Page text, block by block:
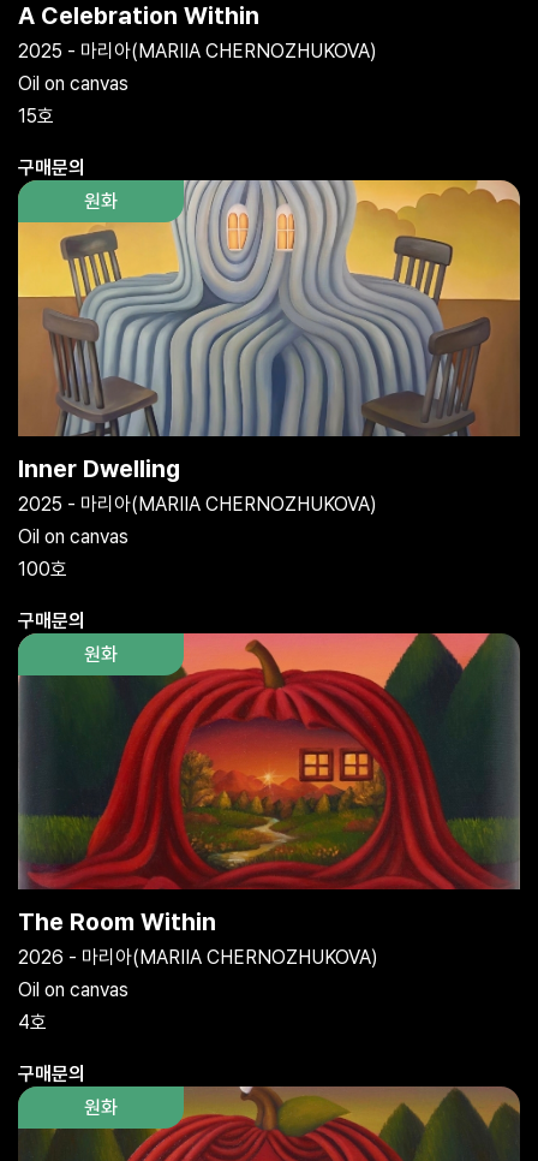
A Celebration Within
2025 - 마리아(MARIIA CHERNOZHUKOVA)
Oil on canvas
15호
구매문의
원화
Inner Dwelling
2025 - 마리아(MARIIA CHERNOZHUKOVA)
Oil on canvas
100호
구매문의
원화
The Room Within
2026 - 마리아(MARIIA CHERNOZHUKOVA)
Oil on canvas
4호
구매문의
원화